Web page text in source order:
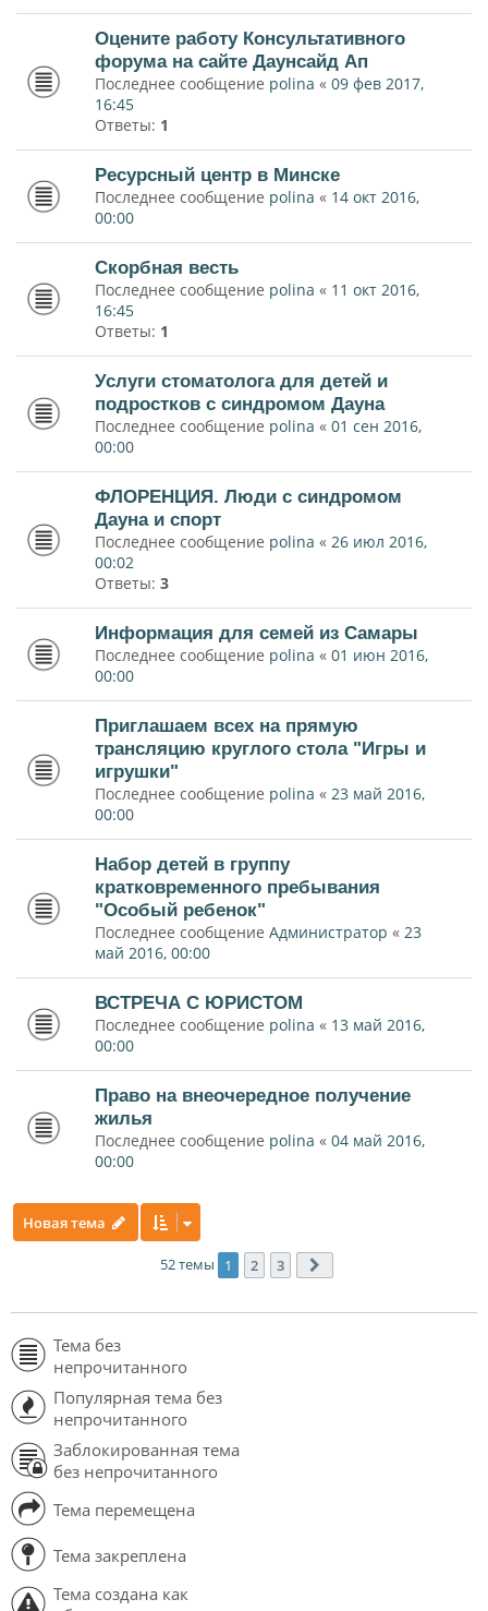
Оцените работу Консультативного
форума на сайте Даунсайд Ап
Последнее сообщение polina « 09 фев 2017,
16:45
Ответы: 1
Ресурсный центр в Минске
Последнее сообщение polina « 14 окт 2016,
00:00
Скорбная весть
Последнее сообщение polina « 11 окт 2016,
16:45
Ответы: 1
Услуги стоматолога для детей и
подростков с синдромом Дауна
Последнее сообщение polina « 01 сен 2016,
00:00
ФЛОРЕНЦИЯ. Люди с синдромом
Дауна и спорт
Последнее сообщение polina « 26 июл 2016,
00:02
Ответы: 3
Информация для семей из Самары
Последнее сообщение polina « 01 июн 2016,
00:00
Приглашаем всех на прямую
трансляцию круглого стола "Игры и
игрушки"
Последнее сообщение polina « 23 май 2016,
00:00
Набор детей в группу
кратковременного пребывания
"Особый ребенок"
Последнее сообщение Администратор « 23
май 2016, 00:00
ВСТРЕЧА С ЮРИСТОМ
Последнее сообщение polina « 13 май 2016,
00:00
Право на внеочередное получение
жилья
Последнее сообщение polina « 04 май 2016,
00:00
Новая тема
52 темы 1 2 3
Тема без
непрочитанного
Популярная тема без
непрочитанного
Заблокированная тема
без непрочитанного
Тема перемещена
Тема закреплена
Тема создана как